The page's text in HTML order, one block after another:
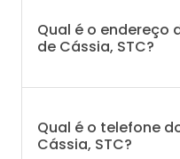
Qual é o endereço
de Cássia, STC?
Qual é o telefone
Cássia, STC?